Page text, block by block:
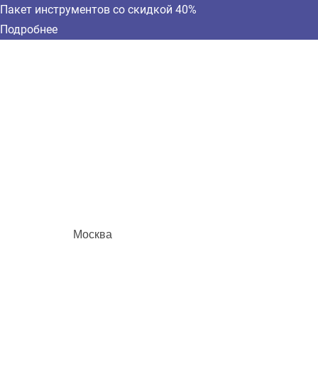
Пакет инструментов со скидкой 40%
Подробнее
Москва